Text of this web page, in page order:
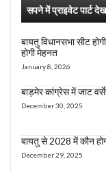
सपने में प्राइवेट
बायतु विधानसभा सीट
होगी मेहनत
January 8, 2026
बाड़मेर कांग्रेस में जाट
December 30, 2025
बायतु से 2028 में कौन
December 29, 2025